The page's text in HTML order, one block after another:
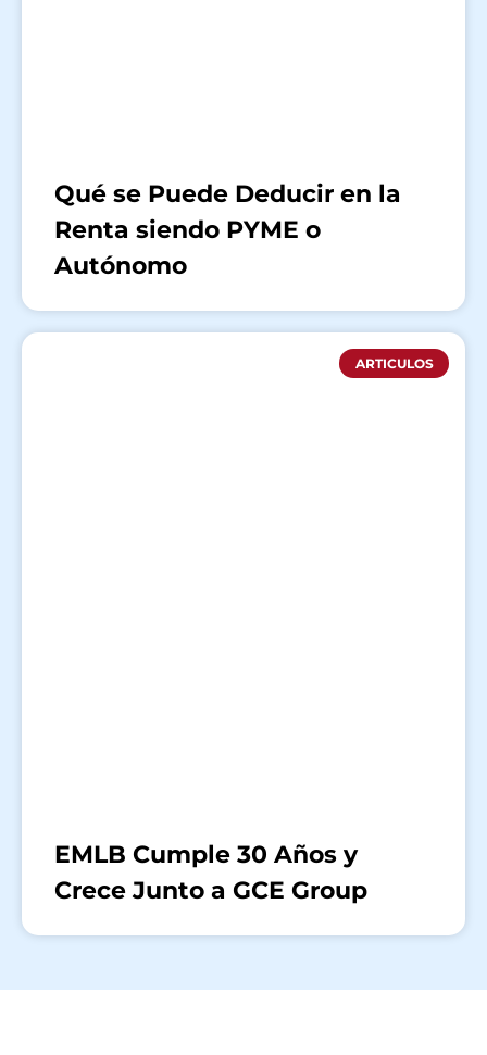
Qué se Puede Deducir en la
Renta siendo PYME o
Autónomo
ARTICULOS
EMLB Cumple 30 Años y
Crece Junto a GCE Group